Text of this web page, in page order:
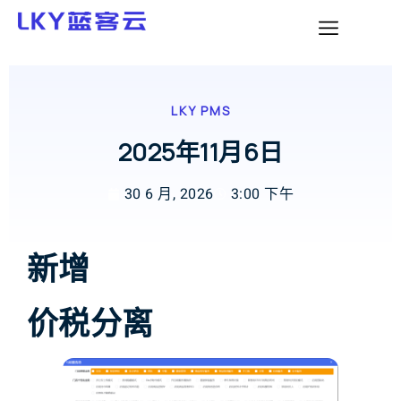
LKY PMS
2025年11月6日
30 6 月, 2026 3:00 下午
新增
价税分离